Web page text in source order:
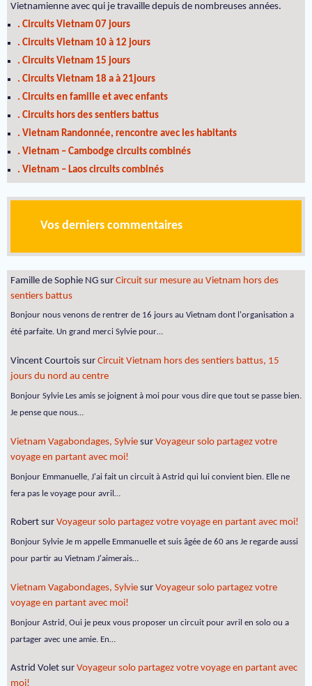
Vietnamienne avec qui je travaille depuis de nombreuses années.
. Circuits Vietnam 07 jours
. Circuits Vietnam 10 à 12 jours
. Circuits Vietnam 15 jours
. Circuits Vietnam 18 a à 21jours
. Circuits en famille et avec enfants
. Circuits hors des sentiers battus
. Vietnam Randonnée, rencontre avec les habitants
. Vietnam – Cambodge circuits combinés
. Vietnam – Laos circuits combinés
Vos derniers commentaires
Famille de Sophie NG sur Circuit sur mesure au Vietnam hors des
sentiers battus
Bonjour nous venons de rentrer de 16 jours au Vietnam dont l'organisation a
été parfaite. Un grand merci Sylvie pour…
Vincent Courtois sur Circuit Vietnam hors des sentiers battus, 15
jours du nord au centre
Bonjour Sylvie Les amis se joignent à moi pour vous dire que tout se passe bien.
Je pense que nous…
Vietnam Vagabondages, Sylvie sur Voyageur solo partagez votre
voyage en partant avec moi!
Bonjour Emmanuelle, J'ai fait un circuit à Astrid qui lui convient bien. Elle ne
fera pas le voyage pour avril…
Robert sur Voyageur solo partagez votre voyage en partant avec moi!
Bonjour Sylvie Je m appelle Emmanuelle et suis âgée de 60 ans Je regarde aussi
pour partir au Vietnam J'aimerais…
Vietnam Vagabondages, Sylvie sur Voyageur solo partagez votre
voyage en partant avec moi!
Bonjour Astrid, Oui je peux vous proposer un circuit pour avril en solo ou a
partager avec une amie. En…
Astrid Volet sur Voyageur solo partagez votre voyage en partant avec
moi!